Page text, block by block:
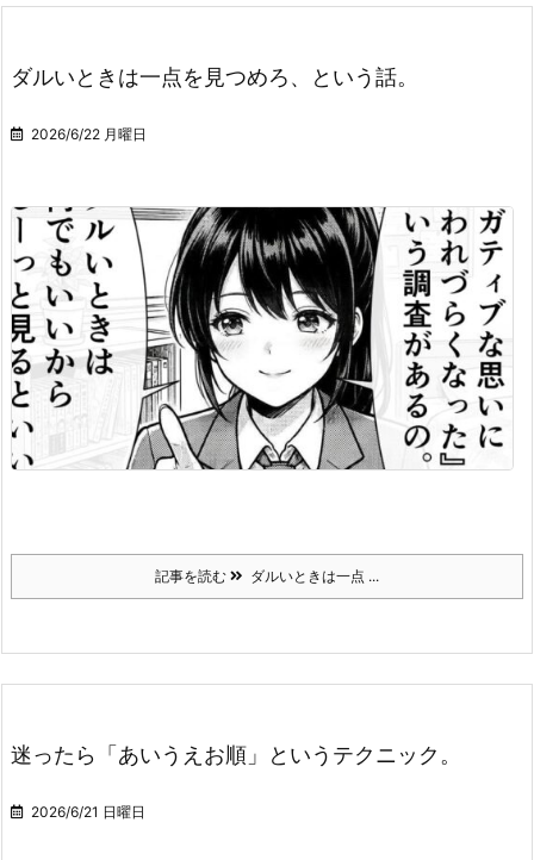
ダルいときは一点を見つめろ、という話。
2026/6/22 月曜日
記事を読む ダルいときは一点 ...
迷ったら「あいうえお順」というテクニック。
2026/6/21 日曜日